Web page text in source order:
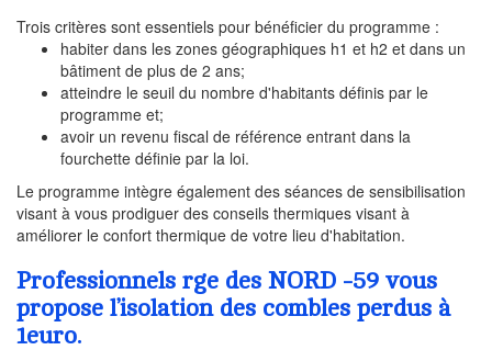
Trois critères sont essentiels pour bénéficier du programme :
habiter dans les zones géographiques h1 et h2 et dans un
bâtiment de plus de 2 ans;
atteindre le seuil du nombre d'habitants définis par le
programme et;
avoir un revenu fiscal de référence entrant dans la
fourchette définie par la loi.
Le programme intègre également des séances de sensibilisation
visant à vous prodiguer des conseils thermiques visant à
améliorer le confort thermique de votre lieu d'habitation.
Professionnels rge des NORD -59 vous
propose l’isolation des combles perdus à
1euro.